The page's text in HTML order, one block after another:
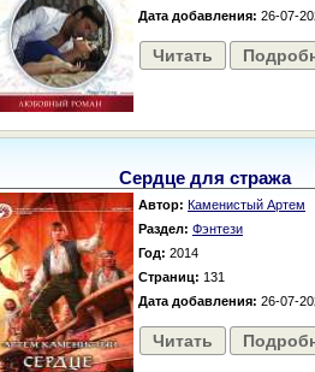
Дата добавления: 26-07-
Читать
Сердце для стража
Автор: Каменистый Артем
Раздел: Фэнтези
Год: 2014
Страниц: 131
Дата добавления: 26-07-
Читать